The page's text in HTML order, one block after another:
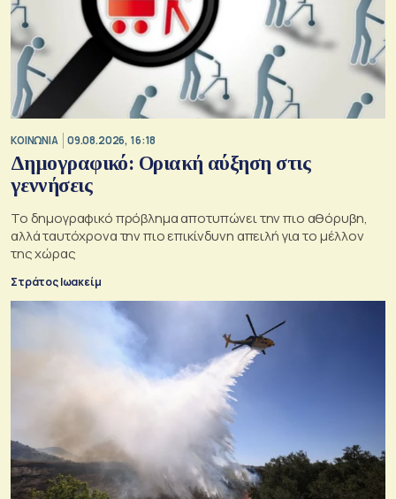
ΚΟΙΝΩΝΙΑ 09.08.2026, 16:18
Δημογραφικό: Οριακή αύξηση στις
γεννήσεις
Το δημογραφικό πρόβλημα αποτυπώνει την πιο αθόρυβη,
αλλά ταυτόχρονα την πιο επικίνδυνη απειλή για το μέλλον
της χώρας
Στράτος Ιωακείμ